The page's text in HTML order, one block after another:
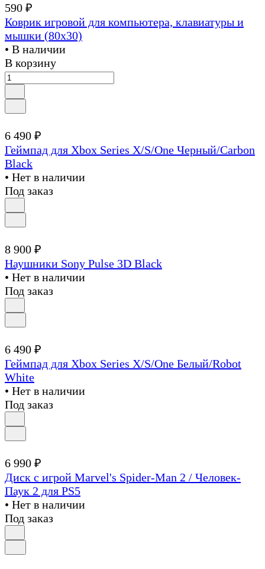
590 ₽
Коврик игровой для компьютера, клавиатуры и
мышки (80х30)
• В наличии
В корзину
6 490 ₽
Геймпад для Xbox Series X/S/One Черный/Carbon
Black
• Нет в наличии
Под заказ
8 900 ₽
Наушники Sony Pulse 3D Black
• Нет в наличии
Под заказ
6 490 ₽
Геймпад для Xbox Series X/S/One Белый/Robot
White
• Нет в наличии
Под заказ
6 990 ₽
Диск с игрой Marvel's Spider-Man 2 / Человек-
Паук 2 для PS5
• Нет в наличии
Под заказ